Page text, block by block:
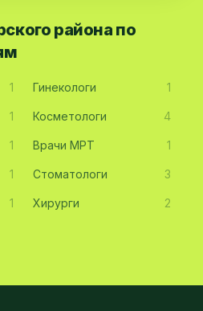
района по
1 Гинекологи 1
1 Косметологи 4
1 Врачи МРТ 1
1 Стоматологи 3
1 Хирурги 2